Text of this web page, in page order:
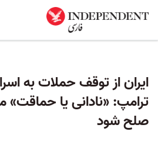
ایران از توقف حملات به
ترامپ: «نادانی یا
صلح شود